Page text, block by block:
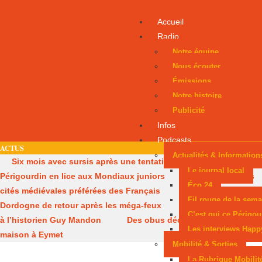
Accueil
Radio
Notre équipe
Nous écouter
Émissions
Notre histoire
Publicité
Infos
Podcasts
Actualités &
Le journal local
Éco 24
Fil rouge de la
C’est qui ce
Les interviews
Mobilité & Sorties
La Rubrique
ACTUS
Six mois avec sursis après une tentative d’incendie
Périgourdin en lice aux Mondiaux juniors
Sarlat, parmi les
cités médiévales préférées des Français
Dordogne de retour après les méga-feux
à l’historien Guy Mandon
Des obus découverts dans une
maison à Eymet